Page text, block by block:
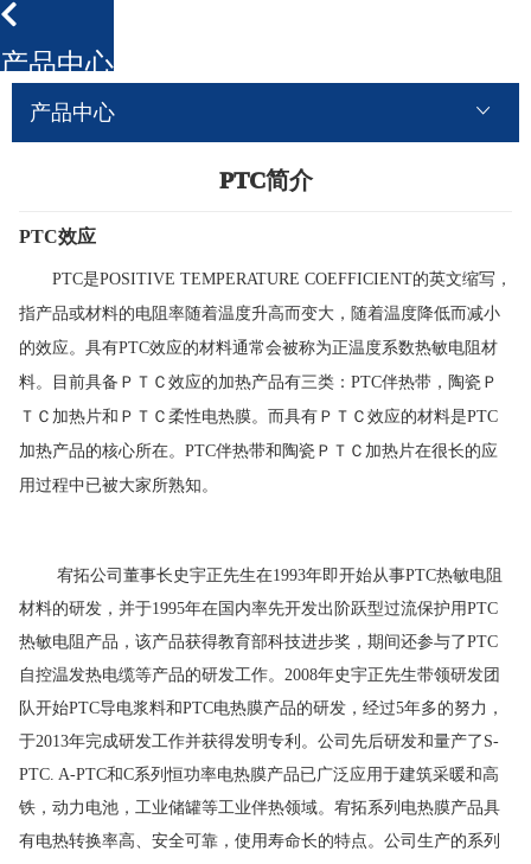
产品中心
产品中心
PTC简介
PTC效应
PTC是POSITIVE TEMPERATURE COEFFICIENT的英文缩写，
指产品或材料的电阻率随着温度升高而变大，随着温度降低而减小
的效应。具有PTC效应的材料通常会被称为正温度系数热敏电阻材
料。目前具备ＰＴＣ效应的加热产品有三类：PTC伴热带，陶瓷Ｐ
ＴＣ加热片和ＰＴＣ柔性电热膜。而具有ＰＴＣ效应的材料是PTC
加热产品的核心所在。PTC伴热带和陶瓷ＰＴＣ加热片在很长的应
用过程中已被大家所熟知。
宥拓公司董事长史宇正先生在1993年即开始从事PTC热敏电阻
材料的研发，并于1995年在国内率先开发出阶跃型过流保护用PTC
热敏电阻产品，该产品获得教育部科技进步奖，期间还参与了PTC
自控温发热电缆等产品的研发工作。2008年史宇正先生带领研发团
队开始PTC导电浆料和PTC电热膜产品的研发，经过5年多的努力，
于2013年完成研发工作并获得发明专利。 公司先后研发和量产了S-
PTC. A-PTC和C系列恒功率电热膜产品已广泛应用于建筑采暖和高
铁，动力电池，工业储罐等工业伴热领域。宥拓系列电热膜产品具
有电热转换率高、安全可靠，使用寿命长的特点。公司生产的系列